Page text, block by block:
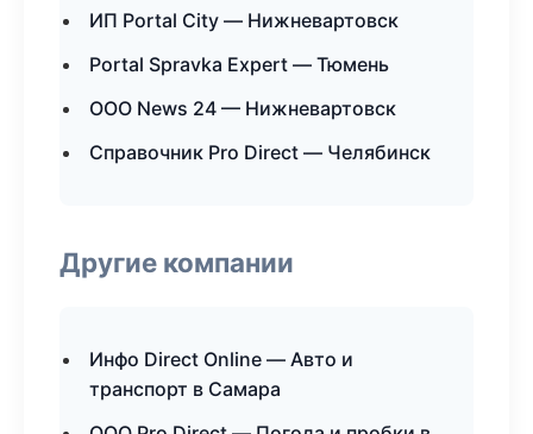
ИП Portal City — Нижневартовск
Portal Spravka Expert — Тюмень
ООО News 24 — Нижневартовск
Справочник Pro Direct — Челябинск
Другие компании
Инфо Direct Online — Авто и
транспорт в Самара